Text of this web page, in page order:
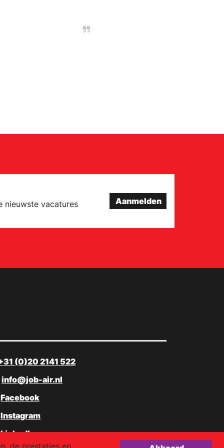
nieuwste vacatures Aanmelden
(0)20 2141 522
info@job-air.nl
Facebook
Instagram
LinkedIn
de prestaties en